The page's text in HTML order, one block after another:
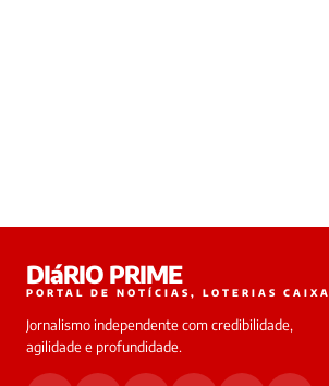
DIáRIO PRIME
PORTAL DE NOTÍCIAS, LOTERIAS CAIXA
Jornalismo independente com credibilidade,
agilidade e profundidade.